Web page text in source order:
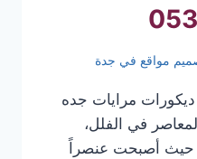
مواقع في جدة
مرايات جده
في الفلل،
حيث أصبحت عنصراً